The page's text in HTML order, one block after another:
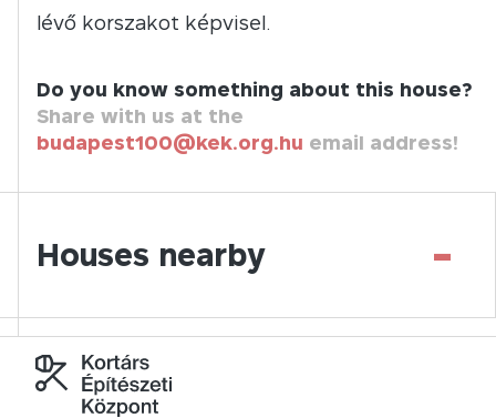
lévő korszakot képvisel.
Do you know something about this house?
Share with us at the
budapest100@kek.org.hu email address!
Houses nearby -